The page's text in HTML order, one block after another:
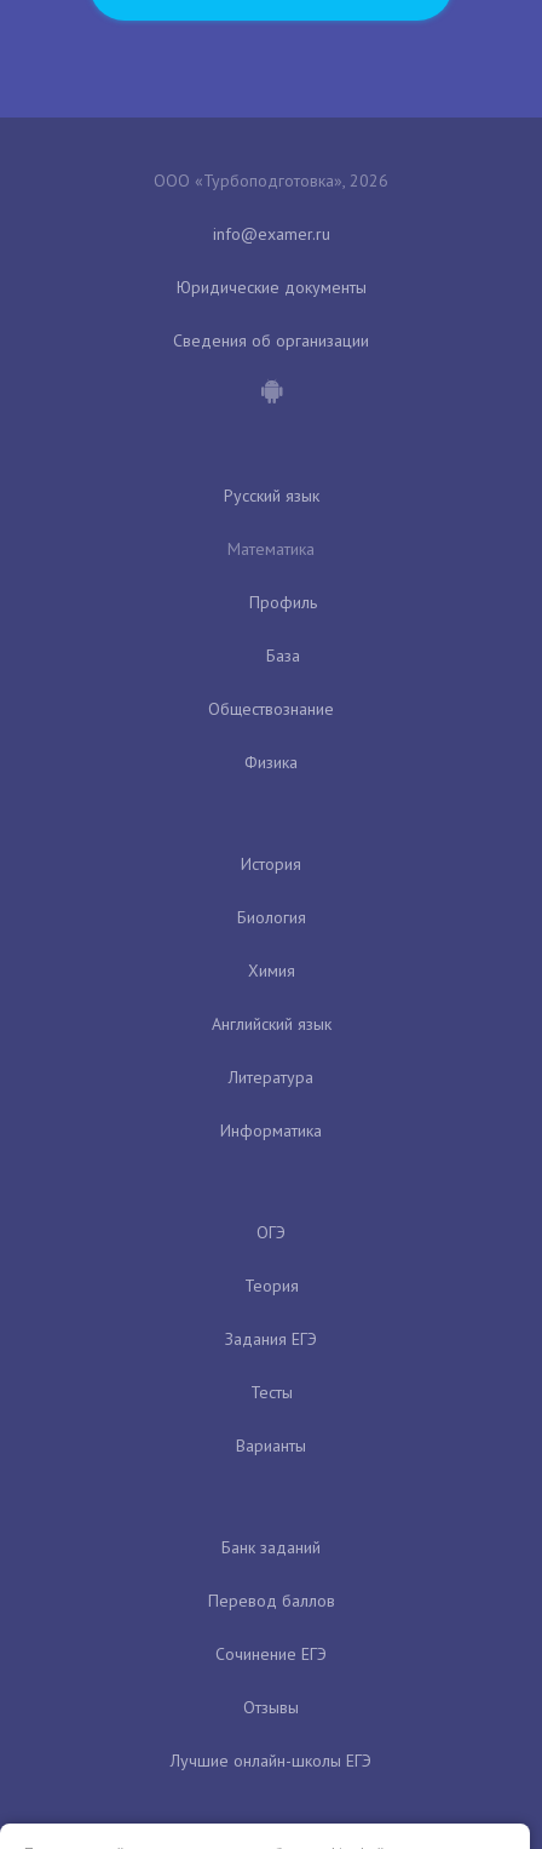
ООО «Турбоподготовка», 2026
Юридические документы
Сведения об организации
Русский язык
Математика
Профиль
База
Обществознание
Физика
История
Биология
Химия
Английский язык
Литература
Информатика
ОГЭ
Теория
Задания ЕГЭ
Тесты
Варианты
Банк заданий
Перевод баллов
Сочинение ЕГЭ
Отзывы
Лучшие онлайн-школы ЕГЭ